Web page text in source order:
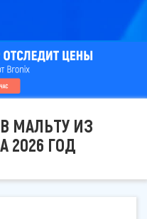
МАЛЬТУ ИЗ
2026 ГОД